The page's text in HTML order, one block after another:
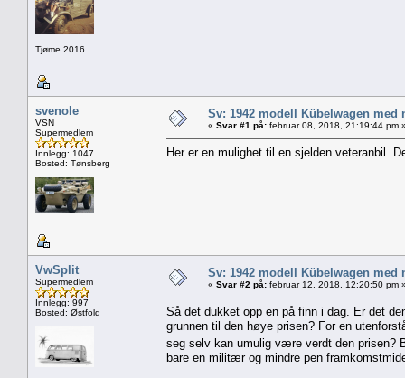
Tjøme 2016
svenole
VSN
Supermedlem
Innlegg: 1047
Bosted: Tønsberg
Sv: 1942 modell Kübelwagen
« Svar #1 på: februar 08, 2018, 21:19:44 pm
Her er en mulighet til en sjelden veteranbil.
VwSplit
Supermedlem
Innlegg: 997
Bosted: Østfold
Sv: 1942 modell Kübelwagen
« Svar #2 på: februar 12, 2018, 12:20:50 pm
Så det dukket opp en på finn i dag. Er det
grunnen til den høye prisen? For en
seg selv kan umulig være verdt den prisen?
bare en militær og mindre pen